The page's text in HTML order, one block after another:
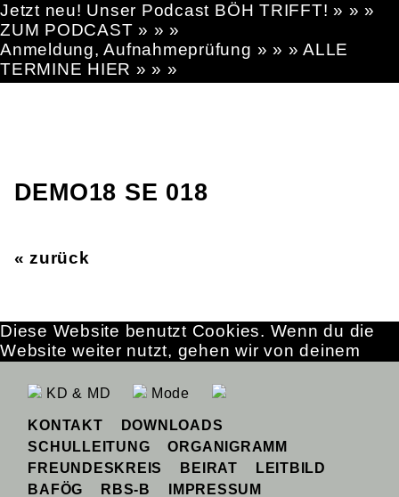
Jetzt neu! Unser Podcast BÖH TRIFFT! » » »
ZUM PODCAST » » »
Anmeldung, Aufnahmeprüfung » » » ALLE
TERMINE HIER » » »
DEMO18 SE 018
« zurück
KD & MD Mode
KONTAKT
DOWNLOADS
SCHULLEITUNG
ORGANIGRAMM
FREUNDESKREIS
BEIRAT
LEITBILD
BAFÖG
RBS-B IMPRESSUM
Diese Website benutzt Cookies. Wenn du die
Website weiter nutzt, gehen wir von deinem